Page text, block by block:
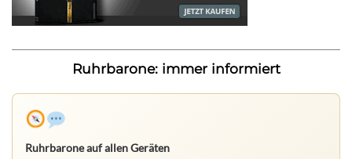
Ruhrbarone: immer informiert
Ruhrbarone auf allen Geräten